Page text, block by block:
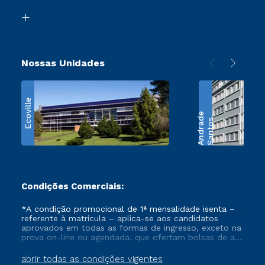
Retorne ao Curso
Nossas Unidades
Ecoville
S
a
n
t
o
s
A
n
d
r
a
d
e
Condições Comerciais:
abrir todas as condições vigentes
*A condição promocional de 1ª mensalidade isenta –
referente à matrícula – aplica-se aos candidatos
aprovados em todas as formas de ingresso, exceto na
prova on-line ou agendada, que ofertam bolsas de até
vigente, que ainda não tenham efetivado e/ou não